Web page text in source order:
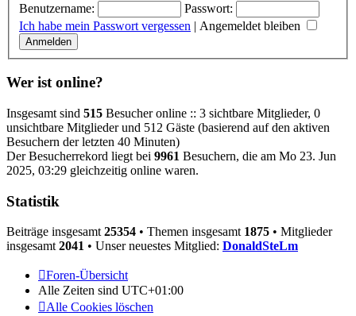
Benutzername:
Passwort:
Ich habe mein Passwort vergessen | Angemeldet bleiben
Wer ist online?
Insgesamt sind 515 Besucher online :: 3 sichtbare Mitglieder, 0
unsichtbare Mitglieder und 512 Gäste (basierend auf den aktiven
Besuchern der letzten 40 Minuten)
Der Besucherrekord liegt bei 9961 Besuchern, die am Mo 23. Jun
2025, 03:29 gleichzeitig online waren.
Statistik
Beiträge insgesamt 25354 • Themen insgesamt 1875 • Mitglieder
insgesamt 2041 • Unser neuestes Mitglied: DonaldSteLm
Foren-Übersicht
Alle Zeiten sind UTC+01:00
Alle Cookies löschen